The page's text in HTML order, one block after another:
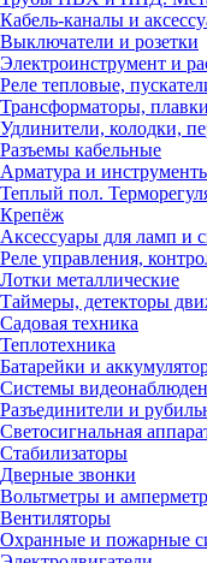
Кабель-каналы и
Выключатели и розетки
Электроинструмент и
Реле тепловые,
Трансформаторы,
Удлинители, колодки,
Разъемы кабельные
Арматура и
Теплый пол.
Крепёж
Аксессуары для ламп и
Реле управления,
Лотки металлические
Таймеры, детекторы
Садовая техника
Теплотехника
Батарейки и
Системы
Разъединители и
Светосигнальная
Стабилизаторы
Дверные звонки
Вольтметры и
Вентиляторы
Охранные и пожарные